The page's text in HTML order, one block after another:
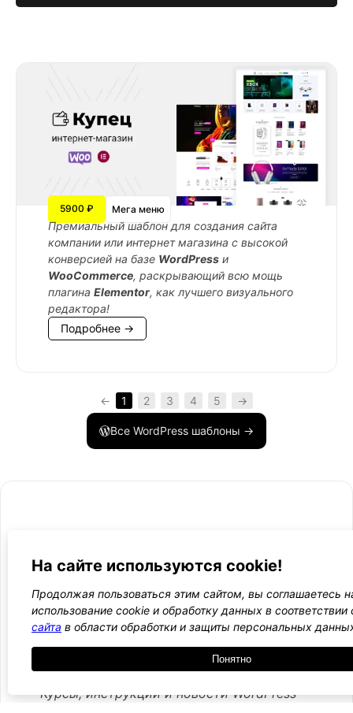
5900 ₽ Мега меню
Премиальный шаблон для создания сайта
компании или интернет магазина с высокой
конверсией на базе WordPress и
WooCommerce, раскрывающий всю мощь
плагина Elementor, как лучшего визуального
редактора!
Подробнее →
← 1 2 3 4 5 →
Все WordPress шаблоны →
WordPress лаборатория
Ещё один сайт на WordPress 💛
2021 — 2026 - Обратная связь
-
-
Курсы, инструкции и новости WordPress
На сайте используются cookie!
Продолжая пользоваться этим сайтом, вы соглашаетесь
использование cookie и обработку данных в соответствии
сайта в области обработки и защиты персональных
Понятно